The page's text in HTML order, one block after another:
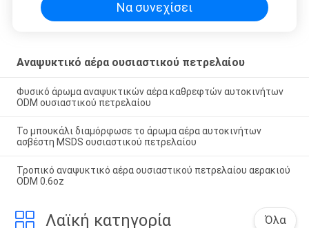
Να συνεχίσει
Αναψυκτικό αέρα ουσιαστικού πετρελαίου
Φυσικό άρωμα αναψυκτικών αέρα καθρεφτών αυτοκινήτων
ODM ουσιαστικού πετρελαίου
Το μπουκάλι διαμόρφωσε το άρωμα αέρα αυτοκινήτων
ασβέστη MSDS ουσιαστικού πετρελαίου
Τροπικό αναψυκτικό αέρα ουσιαστικού πετρελαίου αερακιού
ODM 0.6oz
Λαϊκή κατηγορία Όλα